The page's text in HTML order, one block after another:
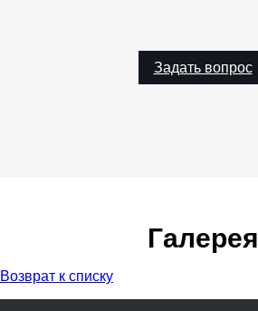
Задать вопрос
Галерея
Возврат к списку